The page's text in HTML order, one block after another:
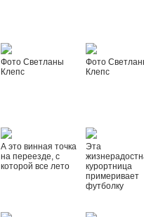
Фото Светланы
Клепс
Фото
Клепс
А это винная точка
на переезде, с
которой все лето
Эта
курортница
примеривает
футболку